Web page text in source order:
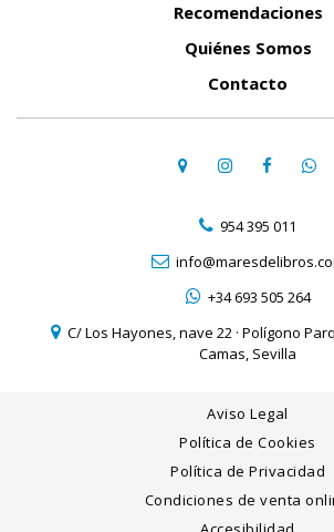
Recomendaciones
Quiénes Somos
Contacto
954 395 011
+34 693 505 264
C/ Los Hayones, nave 22 · Polígono
Camas, Sevilla
Aviso Legal
Política de Cookies
Política de Privacidad
Condiciones de venta